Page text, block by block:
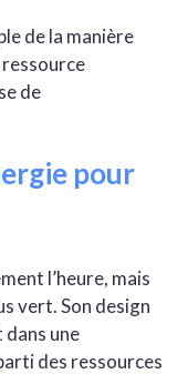
de la manière
de
pour
l’heure, mais
vert. Son design
une
des ressources